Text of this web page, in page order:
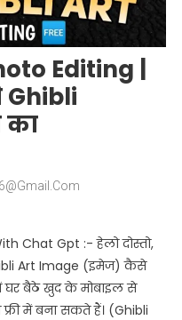
Editing |
का
Chat Gpt :- हेलो दोस्तो,
Art Image (इमेज) कैसे
घर बैठे खुद के मोबाइल से
में बना सकते हैं। (Ghibli